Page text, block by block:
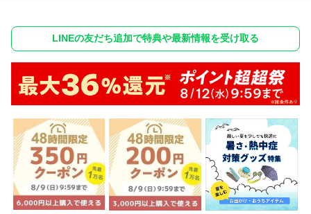
LINEの友だち追加で特典や最新情報を受け取る